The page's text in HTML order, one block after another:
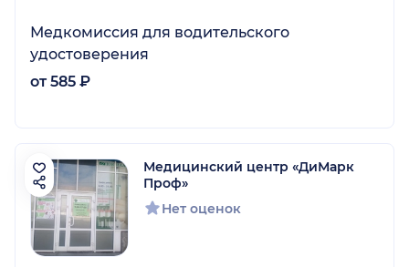
Медкомиссия для водительского
удостоверения
от 585 ₽
Медицинский центр «ДиМарк
Проф»
Нет оценок